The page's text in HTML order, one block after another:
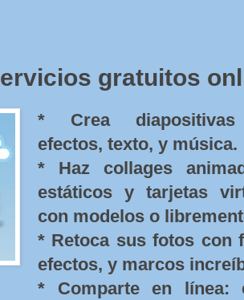
gratuitos
* Crea
efectos, texto, y música.
* Haz collages
estáticos y tarjetas
con modelos o
* Retoca sus fotos con
efectos, y marcos
* Comparte en línea: